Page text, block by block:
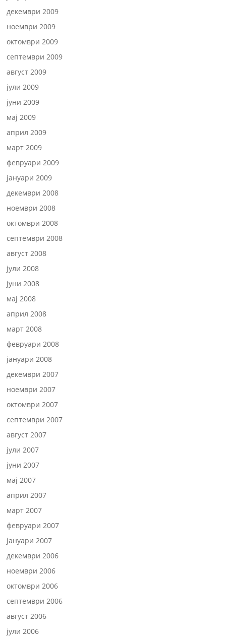
декември 2009
ноември 2009
октомври 2009
септември 2009
август 2009
јули 2009
јуни 2009
мај 2009
април 2009
март 2009
февруари 2009
јануари 2009
декември 2008
ноември 2008
октомври 2008
септември 2008
август 2008
јули 2008
јуни 2008
мај 2008
април 2008
март 2008
февруари 2008
јануари 2008
декември 2007
ноември 2007
октомври 2007
септември 2007
август 2007
јули 2007
јуни 2007
мај 2007
април 2007
март 2007
февруари 2007
јануари 2007
декември 2006
ноември 2006
октомври 2006
септември 2006
август 2006
јули 2006